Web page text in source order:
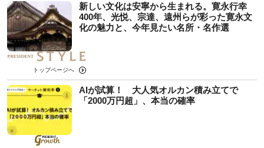
新しい文化は安寧から生まれる。寛永行幸
400年、光悦、宗達、遠州らが彩った寛永文
化の魅力と、今年見たい名所・名作選
トップページへ
AIが試算！ 大人気オルカン積み立てで
「2000万円超」、本当の確率